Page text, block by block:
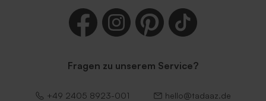
Zartrosa Umschlag
Fragen zu unserem Service?
+49 2405 8923-001 hello@tadaaz.de